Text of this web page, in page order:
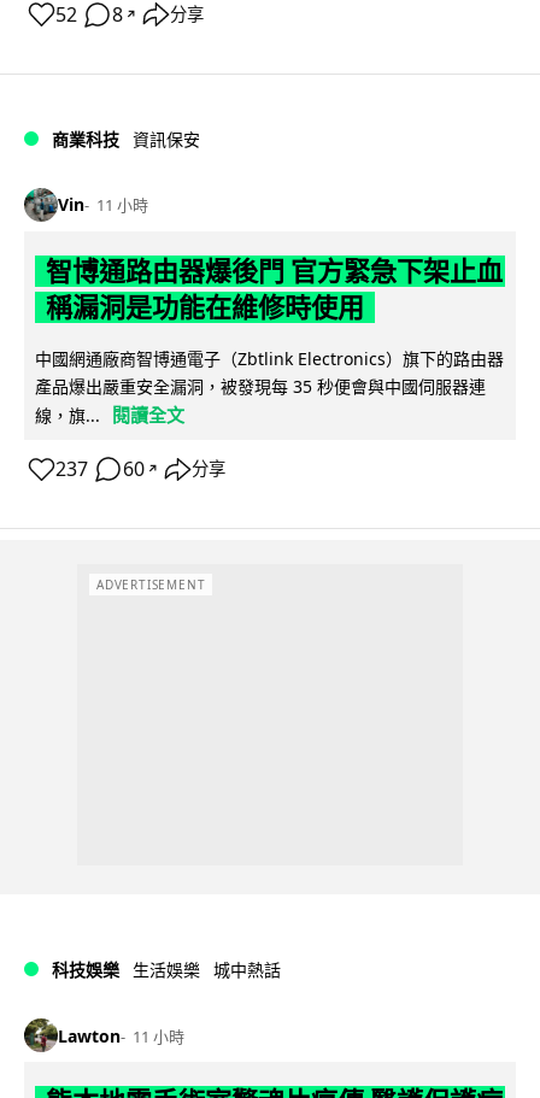
52 8 ↗ 分享
商業科技 資訊保安
Vin 11 小時
智博通路由器爆後門 官方緊急下架止血
稱漏洞是功能在維修時使用
中國網通廠商智博通電子（Zbtlink Electronics）旗下的路由器
產品爆出嚴重安全漏洞，被發現每 35 秒便會與中國伺服器連
線，旗...
閱讀全文
237 60 ↗ 分享
ADVERTISEMENT
科技娛樂 生活娛樂 城中熱話
Lawton 11 小時